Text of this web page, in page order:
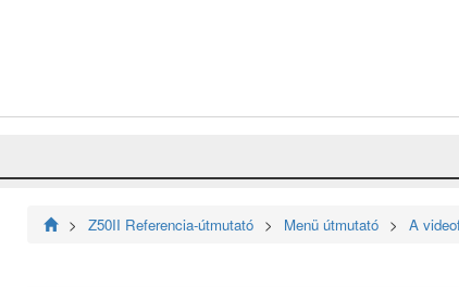
Z50II Referencia-útmutató Menü útmutató A